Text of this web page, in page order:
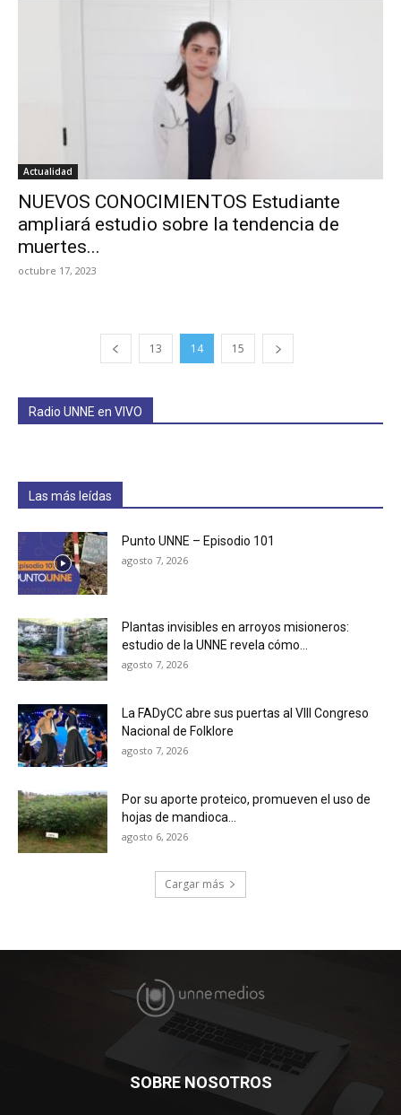
Actualidad
NUEVOS CONOCIMIENTOS Estudiante
ampliará estudio sobre la tendencia de
muertes...
octubre 17, 2023
13 14 15
Radio UNNE en VIVO
Las más leídas
Punto UNNE – Episodio 101
agosto 7, 2026
Plantas invisibles en arroyos misioneros:
estudio de la UNNE revela cómo...
agosto 7, 2026
La FADyCC abre sus puertas al VIII Congreso
Nacional de Folklore
agosto 7, 2026
Por su aporte proteico, promueven el uso de
hojas de mandioca...
agosto 6, 2026
Cargar más
SOBRE NOSOTROS